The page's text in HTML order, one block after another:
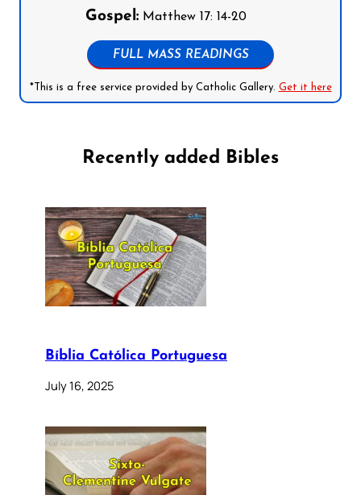
Gospel:Matthew 17: 14-20
FULL MASS READINGS
*This is a free service provided by Catholic Gallery. Get it here
Recently added Bibles
Bíblia Católica Portuguesa
July 16, 2025